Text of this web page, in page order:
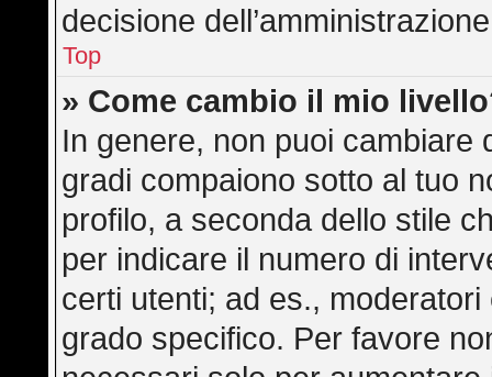
decisione
Top
» Come cambio il mio
In genere, non puoi cambiare
gradi compaiono sotto al tuo
profilo, a seconda dello stile
per indicare il numero di
certi utenti; ad es.,
grado specifico. Per favore